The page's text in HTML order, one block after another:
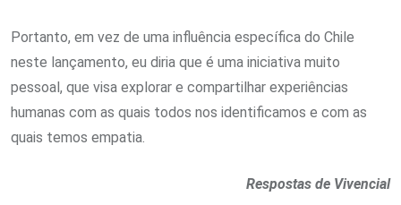
Portanto, em vez de uma influência específica do Chile
neste lançamento, eu diria que é uma iniciativa muito
pessoal, que visa explorar e compartilhar experiências
humanas com as quais todos nos identificamos e com as
quais temos empatia.
Respostas de Vivencial